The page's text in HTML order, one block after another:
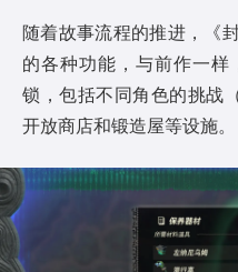
随着故事流程的推进，《
的各种功能，与前作一
锁，包括不同角色的挑战
开放商店和锻造屋等设施。